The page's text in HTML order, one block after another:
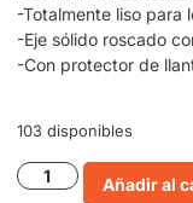
-Totalmente liso para
-Eje sólido roscado
-Con protector de
103 disponibles
Añadir al